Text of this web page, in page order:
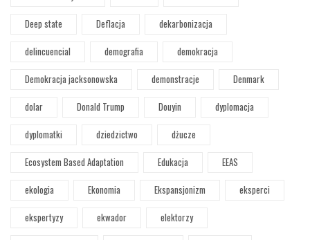
Deep state
Deflacja
dekarbonizacja
delincuencial
demografia
demokracja
Demokracja jacksonowska
demonstracje
Denmark
dolar
Donald Trump Douyin
dyplomacja
dyplomatki
dziedzictwo
dżucze
Ecosystem Based Adaptation
Edukacja
EEAS
ekologia
Ekonomia Ekspansjonizm
eksperci
ekspertyzy
ekwador
elektorzy